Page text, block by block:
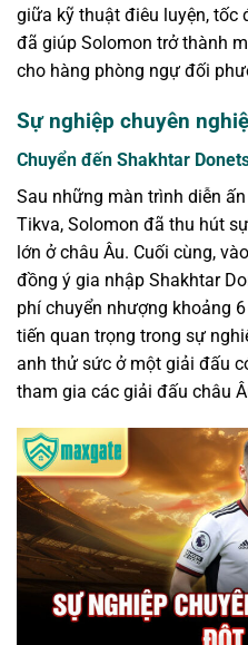
giữa kỹ thuật điêu luyện, tốc
đã giúp Solomon trở thành
cho hàng phòng ngự đối
Sự nghiệp chuyên
Chuyển đến Shakhtar
Sau những màn trình diễn
Tikva, Solomon đã thu hút
lớn ở châu Âu. Cuối cùng,
đồng ý gia nhập Shakhtar
phí chuyển nhượng khoảng
tiến quan trọng trong sự
anh thử sức ở một giải đấu
tham gia các giải đấu châu